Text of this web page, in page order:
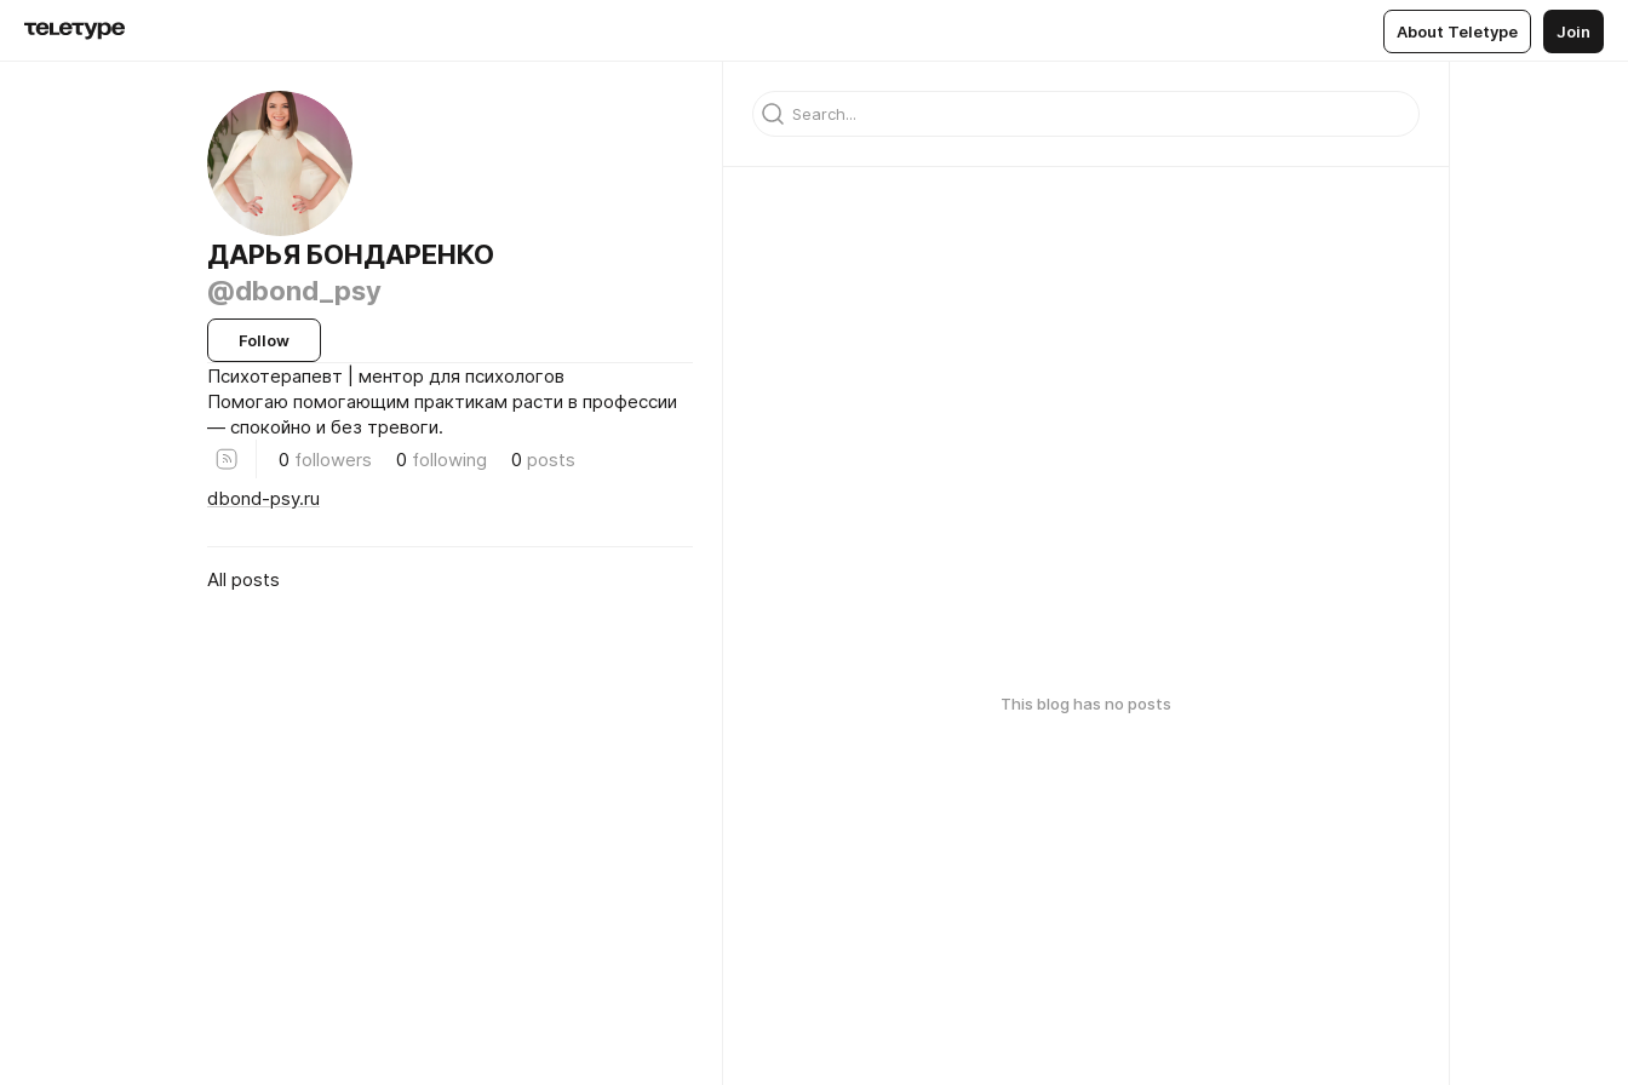
About Teletype Join
ДАРЬЯ БОНДАРЕНКО
@dbond_psy
Follow
Психотерапевт | ментор для психологов
Помогаю помогающим практикам расти в профессии
— спокойно и без тревоги.
0 followers 0 following 0 posts
dbond-psy.ru
All posts
This blog has no posts